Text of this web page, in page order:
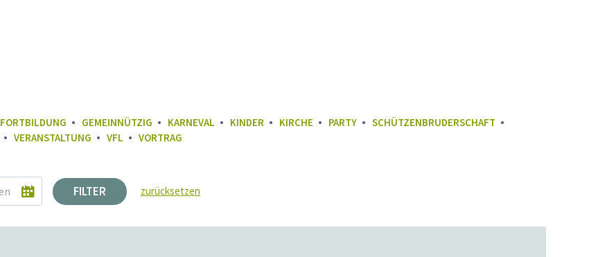
FORTBILDUNG GEMEINNÜTZIG KARNEVAL KINDER KIRCHE PARTY
SCHÜTZENBRUDERSCHAFT
VERANSTALTUNG VFL VORTRAG
FILTER zurücksetzen